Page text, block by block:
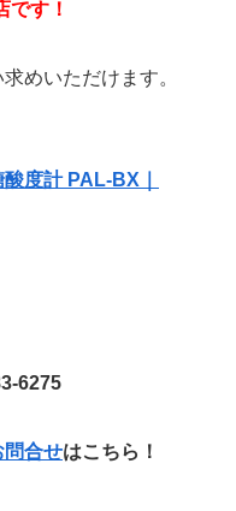
です！
めいただけます。
度計 PAL-BX｜
6275
問合せはこちら！